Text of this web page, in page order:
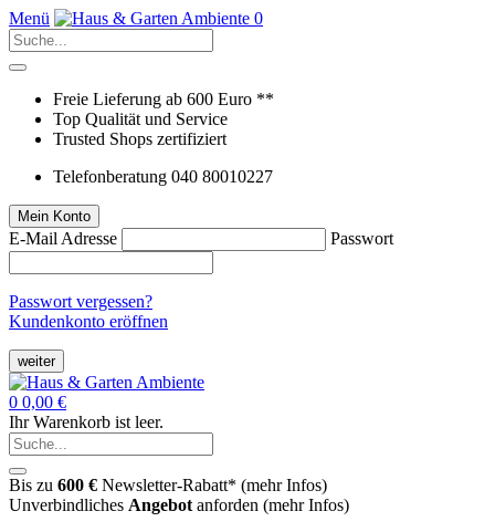
Menü 0
Freie Lieferung ab 600 Euro **
Top Qualität und Service
Trusted Shops zertifiziert
Telefonberatung 040 80010227
Mein Konto
E-Mail Adresse Passwort
Passwort vergessen?
Kundenkonto eröffnen
weiter
0 0,00 €
Ihr Warenkorb ist leer.
Bis zu 600 € Newsletter-Rabatt* (mehr Infos)
Unverbindliches Angebot anforden (mehr Infos)